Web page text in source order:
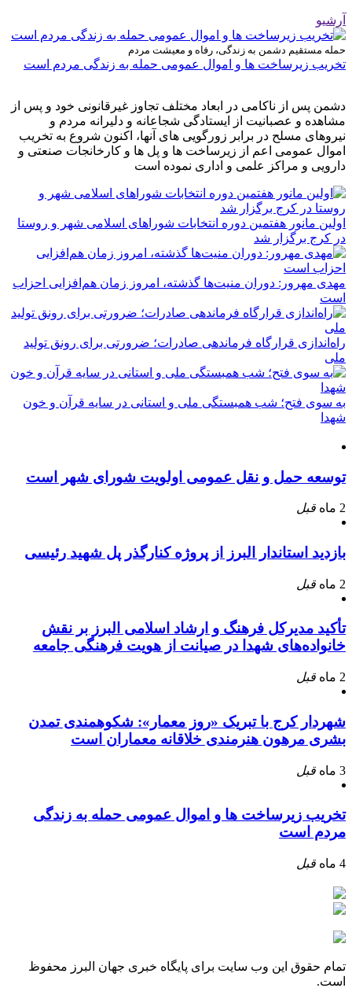
آرشیو
حمله مستقیم دشمن به زندگی، رفاه و معیشت مردم
تخریب زیرساخت ها و اموال عمومی حمله به زندگی مردم است
دشمن پس از ناکامی در ابعاد مختلف تجاوز غیرقانونی خود و پس از
مشاهده و عصبانیت از ایستادگی شجاعانه و دلیرانه مردم و
نیروهای مسلح در برابر زورگویی های آنها، اکنون شروع به تخریب
اموال عمومی اعم از زیرساخت ها و پل ها و کارخانجات صنعتی و
دارویی و مراکز علمی و اداری نموده است
اولین مانور هفتمین دوره انتخابات شوراهای اسلامی شهر و روستا
در کرج برگزار شد
مهدی مهرور: دوران منیت‌ها گذشته، امروز زمان هم‌افزایی احزاب
است
راه‌اندازی قرارگاه فرماندهی صادرات؛ ضرورتی برای رونق تولید
ملی
به سوی فتح؛ شب همبستگی ملی و استانی در سایه قرآن و خون
شهدا
توسعه حمل و نقل عمومی اولویت شورای شهر است
2 ماه قبل
بازدید استاندار البرز از پروژه کنارگذر پل شهید رئیسی
2 ماه قبل
تأکید مدیرکل فرهنگ و ارشاد اسلامی البرز بر نقش
خانواده‌های شهدا در صیانت از هویت فرهنگی جامعه
2 ماه قبل
شهردار کرج با تبریک «روز معمار»: شکوهمندی تمدن
بشری مرهون هنرمندی خلاقانه معماران است
3 ماه قبل
تخریب زیرساخت ها و اموال عمومی حمله به زندگی
مردم است
4 ماه قبل
تمام حقوق این وب سایت برای پایگاه خبری جهان البرز محفوظ
است.